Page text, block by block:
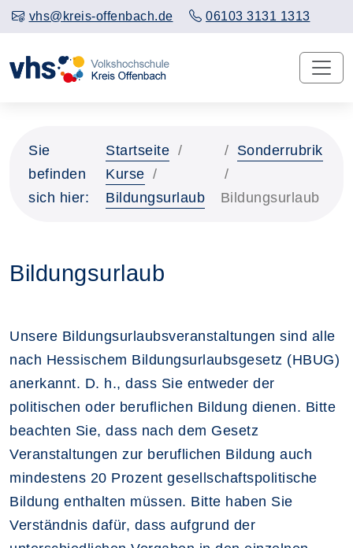
vhs@kreis-offenbach.de 06103 3131 1313
Sie
befinden
sich hier:
Startseite
Kurse
Bildungsurlaub
Sonderrubrik
Bildungsurlaub
Bildungsurlaub
Unsere Bildungsurlaubsveranstaltungen sind alle
nach Hessischem Bildungsurlaubsgesetz (HBUG)
anerkannt. D. h., dass Sie entweder der
politischen oder beruflichen Bildung dienen. Bitte
beachten Sie, dass nach dem Gesetz
Veranstaltungen zur beruflichen Bildung auch
mindestens 20 Prozent gesellschaftspolitische
Bildung enthalten müssen. Bitte haben Sie
Verständnis dafür, dass aufgrund der